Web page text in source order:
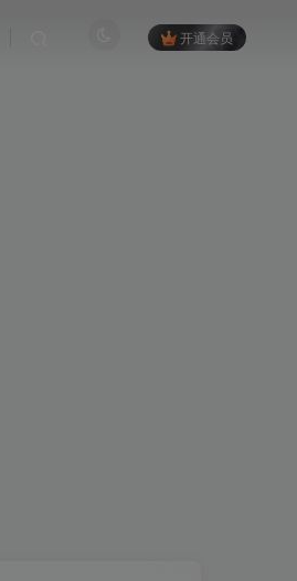
开通会员